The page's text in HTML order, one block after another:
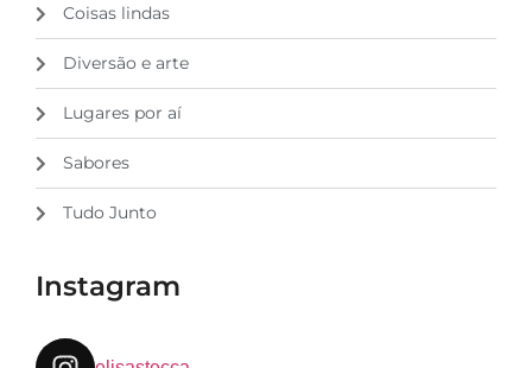
Coisas lindas
Diversão e arte
Lugares por aí
Sabores
Tudo Junto
Instagram